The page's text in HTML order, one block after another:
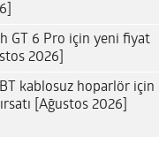
GT 6 Pro için yeni fiyat
2026]
kablosuz hoparlör için
[Ağustos 2026]